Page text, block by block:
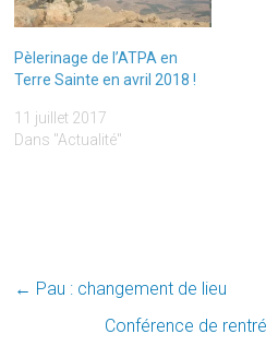
Pèlerinage de l’ATPA en
Terre Sainte en avril 2018 !
11 juillet 2017
Dans "Actualité"
← Pau : changement de lieu
Conférence de